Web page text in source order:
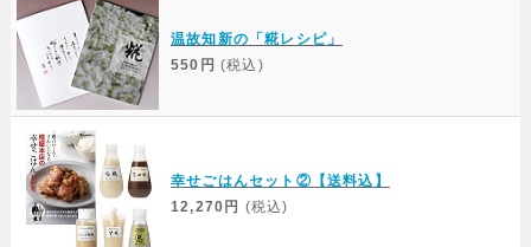
温故知新の「糀レシピ」
550円 (税込)
幸せごはんセット②【送料込】
12,270円 (税込)